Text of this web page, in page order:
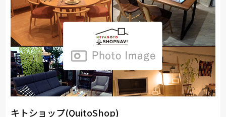
キトショップ(QuitoShop)